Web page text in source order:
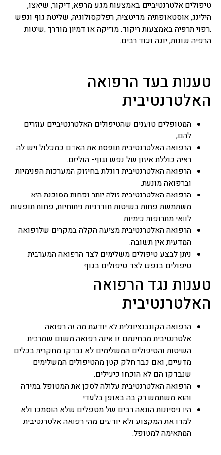
טיפולים אלטרנטיביים באמצעות מגע מרפא, דיקור, שיאצו,
הילינג, אוסטאופתיה, מדיטציה, רפלקסולוגיה, שליטת גוף ונפש
,רפוי תרפיה באמצעות ריקוד, מוזיקה או דמיון מודרך ,שיטות
הרפיה שונות, יוגה ועוד רבים.
טענות בעד הרפואה
האלטרנטיבית
המטופלים טוענים שהטיפולים האלטרנטיביים עוזרים
להם,
הרפואה האלטרנטיבית תופסת את האדם כמכלול ויש לה
ראיה כוללת איזון של נפש וגוף- הוליזם.
הרפואה האלטרנטיבית דוגלת בחיזוק המערכות הפנימיות
וברפואה מונעת.
הרפואה האלטרנטיבית זולה יותר ופחות מסוכנת היא
משתמשת פחות בשיטות חודרניות ניתוחיות, פחות תופעות
לוואי מתרופות כימיות.
הרפואה האלטרנטיבית מציעה הקלה במקרים שלרפואה
המדעית אין תשובה.
ניתן לבצע טיפולים משלימים לצד הרפואה המערבית
טיפולים בנפש לצד טיפולים בגוף.
טענות נגד הרפואה
האלטרנטיבית
הרפואה הקונבנציונלית לא יודעת מה זה רפואה
אלטרנטיבית מבחינתם זו אינה רפואה משום שמרבית
השיטות והטיפולים המשלימים לא נבדקו מחקרית בכלים
מדעיים, ואם כבר חלק קטן מהטיפולים המשלימים
שנבדקו הם לא הוכחו כיעילים.
הרפואה האלטרנטיבית עלולה לסכן את המטופל במידה
והוא משתמש רק בה באופן בלעדי.
היו ניסיונות הונאה רבים של מטפלים שלא הוסמכו ולא
למדו את המקצוע ולא יודעים מהי רפואה אלטרנטיבית
המתאימה למטופל.